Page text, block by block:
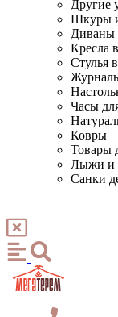
Другие
Шкуры
Диваны
Кресла
Стулья
Часы
Ковры
Товары
Лыжи и
Санки